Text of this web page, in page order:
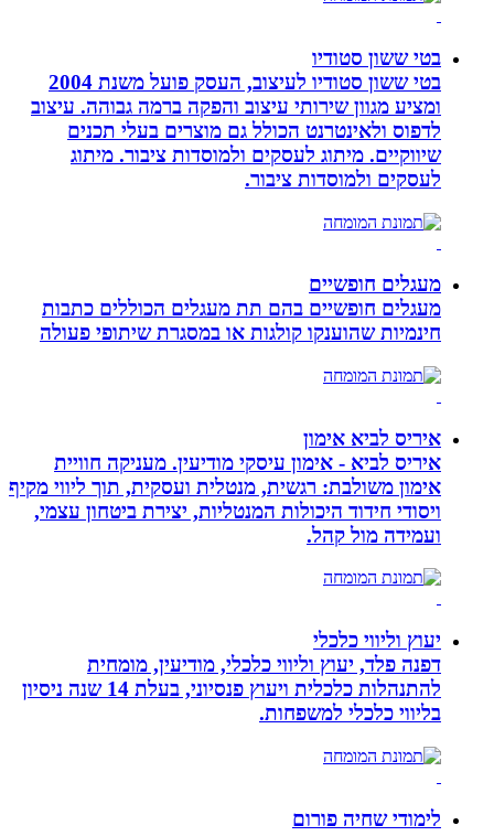
בטי ששון סטודיו
בטי ששון סטודיו לעיצוב, העסק פועל משנת 2004
ומציע מגוון שירותי עיצוב והפקה ברמה גבוהה. עיצוב
לדפוס ולאינטרנט הכולל גם מוצרים בעלי תכנים
שיווקיים. מיתוג לעסקים ולמוסדות ציבור. מיתוג
לעסקים ולמוסדות ציבור.
מעגלים חופשיים
מעגלים חופשיים בהם תת מעגלים הכוללים כתבות
חינמיות שהוענקו קולגות או במסגרת שיתופי פעולה
איריס לביא אימון
איריס לביא - אימון עיסקי מודיעין. מעניקה חוויית
אימון משולבת: רגשית, מנטלית ועסקית, תוך ליווי מקיף
ויסודי חידוד היכולות המנטליות, יצירת ביטחון עצמי,
ועמידה מול קהל.
יעוץ וליווי כלכלי
דפנה פלד, יעוץ וליווי כלכלי, מודיעין, מומחית
להתנהלות כלכלית ויעוץ פנסיוני, בעלת 14 שנה ניסיון
בליווי כלכלי למשפחות.
לימודי שחיה פורום